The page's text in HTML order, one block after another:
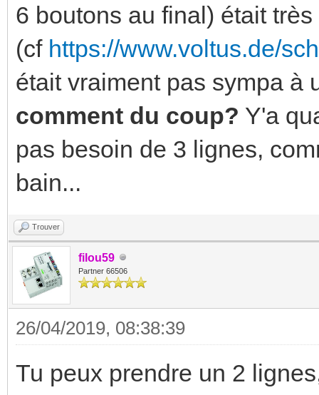
6 boutons au final) était
(cf https://www.voltus.de/
était vraiment pas sympa à
comment du coup? Y'a
pas besoin de 3 lignes,
bain...
Trouver
filou59
Partner 66506
26/04/2019, 08:38:39
Tu peux prendre un 2